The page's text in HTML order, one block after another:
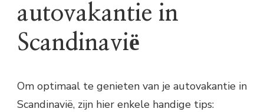
autovakantie in
Scandinavië
Om optimaal te genieten van je autovakantie in
Scandinavië, zijn hier enkele handige tips: